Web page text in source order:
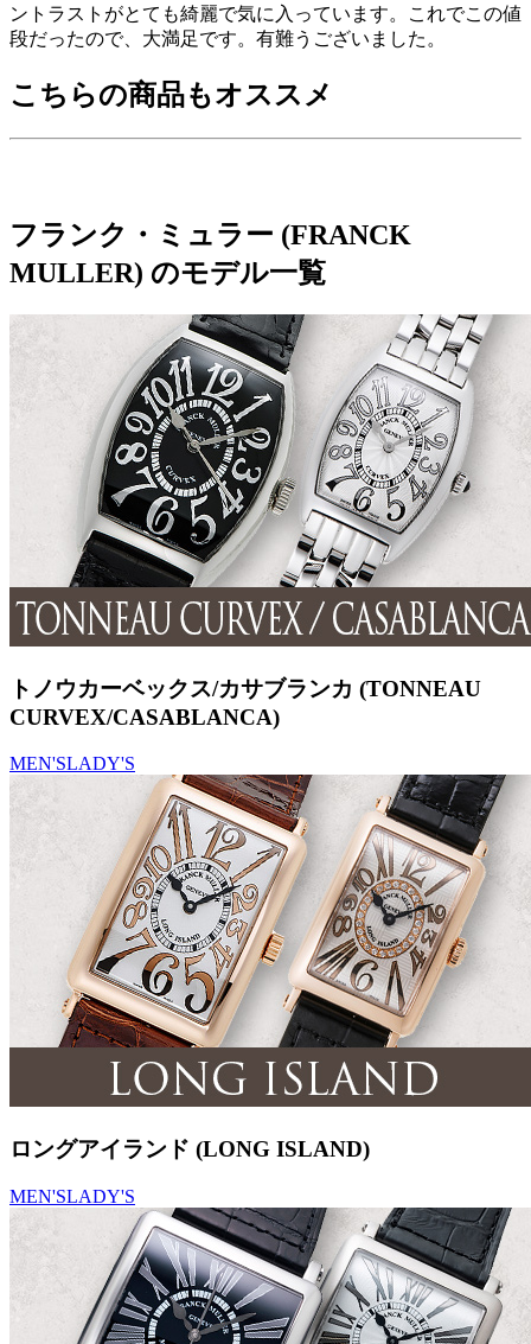
ントラストがとても綺麗で気に入っています。これでこの値
段だったので、大満足です。有難うございました。
こちらの商品もオススメ
フランク・ミュラー (FRANCK
MULLER) のモデル一覧
トノウカーベックス/カサブランカ (TONNEAU
CURVEX/CASABLANCA)
MEN'SLADY'S
ロングアイランド (LONG ISLAND)
MEN'SLADY'S